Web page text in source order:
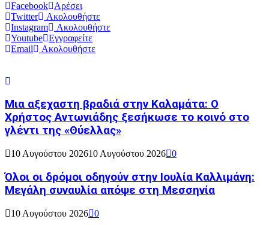
Facebook
Αρέσει
Twitter
Ακολουθήστε
Instagram
Ακολουθήστε
Youtube Εγγραφείτε
Email
Ακολουθήστε
Μια αξεχαστη βραδιά στην Καλαμάτα: Ο
Χρήστος Αντωνιάδης ξεσήκωσε το κοινό στο
γλέντι της «Θύελλας»
10 Αυγούστου 202610 Αυγούστου 2026 0
Όλοι οι δρόμοι οδηγούν στην Ιουλία Καλλιμάνη:
Μεγάλη συναυλία απόψε στη Μεσσηνία
10 Αυγούστου 2026 0